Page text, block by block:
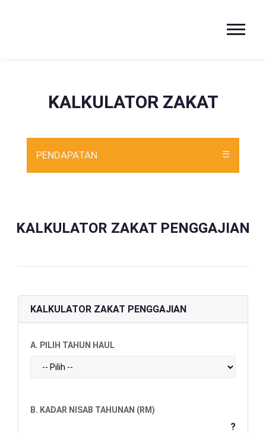
KALKULATOR ZAKAT
PENDAPATAN ☰
KALKULATOR ZAKAT PENGGAJIAN
KALKULATOR ZAKAT PENGGAJIAN
A. PILIH TAHUN HAUL
B. KADAR NISAB TAHUNAN (RM)
?